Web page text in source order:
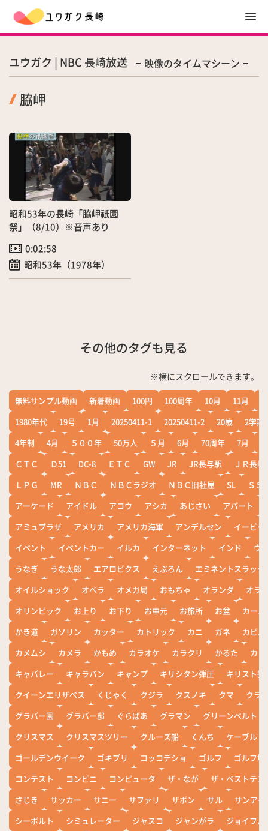
ユウガク | NBC 長崎放送 映像のタイムマシーン
脇岬
昭和53年の長崎「脇岬祇園
祭」（8/10）※音声あり
0:02:58
昭和53年（1978年）
その他のタグも見る
※横にスクロールできます。
無料サンプル動画 新着動画 100円 100周年 10月 11月
1980年代
19号 1月 20250411-1 20250411-2 20歳
2学期
4年制
4月 ５００年 50万人 ５月 6月 70周年 7月
ＣＴＣ
Ｄ51 DC-8 ＥＴＣ GW JR JR長与駅
ＪＲ長崎
ＬＰＧ
MR ＮＢＣ ＮＢＣラジオ ＮＢＣ旧社屋 SL
ＳＳ
アーケード
アイドル アコウ アシカ あじさい アパート
アミュプラザ
アメリカ アメリカ海軍 アンデルセン
イービー
イベント
イベントカー イルカ インターネット インド
ウ
うなぎ
うな太郎 エアロビクス えぷろん
エミネントスラック
オイルショック
オペラ オメガ局 おもちゃ オランダ
オラ
オリンピック
お上り お下り お中元 お旅所 お盆
カー
かき道
ガソリン カッター カトリック カニ ガネ
カピバ
カメムシ
カメラ かもめ カラオケ カラクリ かるた
カレ
キャバレー
キャラバン キャンプ キリシタン弾圧
キリスト教
クイーンエリザベス
くじゃく クジラ クスノキ クマ
クラ
グラバー園
グラバー邸 ぐらばあ グラマン
グリーンベルト
クリスマス
クリスマスツリー クルーズ船 くんち
ケーブル
ゴールデンウイーク
ゴキブリ コッコデショ ゴルフ
ゴルフ場
コンテスト
コンビニ コンピュータ ザ・なが
ザ・ベストテン
さじき
サッカー サニー サファリ ザボン サル
サンアイ
シーボルト
シミュレーター ジャスコ ジャンがラ
ジョイフル